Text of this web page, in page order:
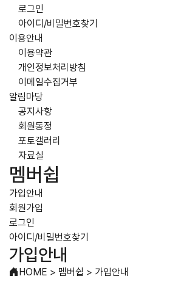
로그인
아이디/비밀번호찾기
이용안내
이용약관
개인정보처리방침
이메일수집거부
알림마당
공지사항
회원동정
포토갤러리
자료실
멤버쉽
가입안내
회원가입
로그인
아이디/비밀번호찾기
가입안내
HOME > 멤버쉽 > 가입안내